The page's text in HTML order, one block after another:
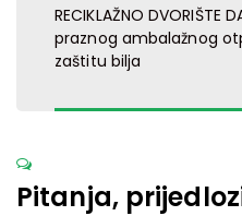
RECIKLAŽNO DVORIŠTE
praznog ambalažnog
zaštitu bilja
Pitanja,